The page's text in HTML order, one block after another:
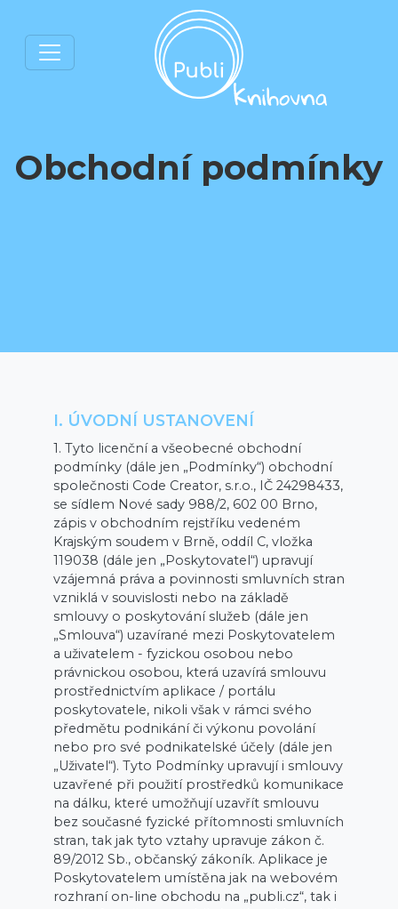
Obchodní podmínky
I. ÚVODNÍ USTANOVENÍ
1. Tyto licenční a všeobecné obchodní
podmínky (dále jen „Podmínky“) obchodní
společnosti Code Creator, s.r.o., IČ 24298433,
se sídlem Nové sady 988/2, 602 00 Brno,
zápis v obchodním rejstříku vedeném
Krajským soudem v Brně, oddíl C, vložka
119038 (dále jen „Poskytovatel“) upravují
vzájemná práva a povinnosti smluvních stran
vzniklá v souvislosti nebo na základě
smlouvy o poskytování služeb (dále jen
„Smlouva“) uzavírané mezi Poskytovatelem
a uživatelem - fyzickou osobou nebo
právnickou osobou, která uzavírá smlouvu
prostřednictvím aplikace / portálu
poskytovatele, nikoli však v rámci svého
předmětu podnikání či výkonu povolání
nebo pro své podnikatelské účely (dále jen
„Uživatel“). Tyto Podmínky upravují i smlouvy
uzavřené při použití prostředků komunikace
na dálku, které umožňují uzavřít smlouvu
bez současné fyzické přítomnosti smluvních
stran, tak jak tyto vztahy upravuje zákon č.
89/2012 Sb., občanský zákoník. Aplikace je
Poskytovatelem umístěna jak na webovém
rozhraní on-line obchodu na „publi.cz“, tak i